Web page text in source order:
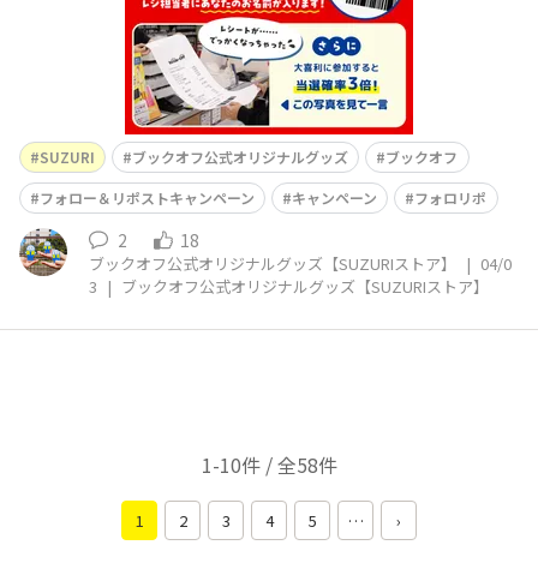
SUZURI ブックオフ公式オリジナルグッズ
ブックオフ
フォロー＆リポストキャンペーン
キャンペーン フォロリポ
2 18
ブックオフ公式オリジナルグッズ【SUZURIストア】 | 04/0
3 | ブックオフ公式オリジナルグッズ【SUZURIストア】
1-10件 / 全58件
1 2 3 4 5 … ›